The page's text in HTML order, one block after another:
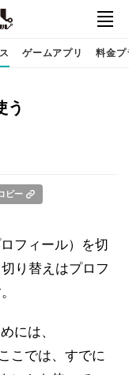
ゲームアプリ 料金プ
う
ピー
フィール）を切
り替えはプロフ
には、
こでは、すでに